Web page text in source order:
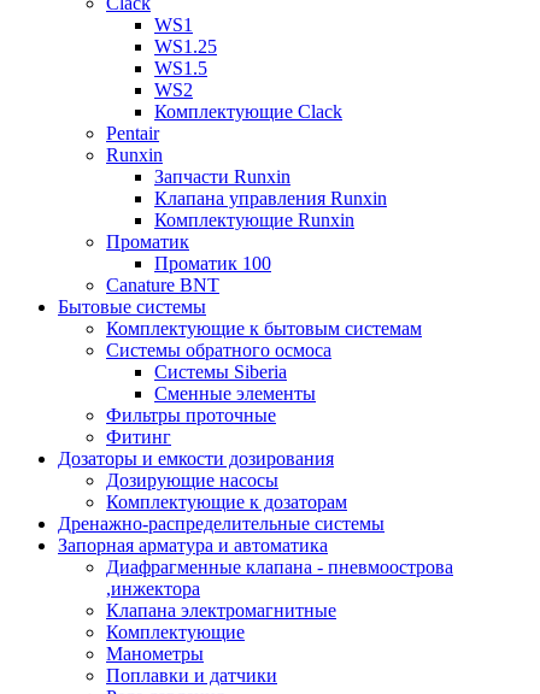
WS1
WS1.25
WS1.5
WS2
Комплектующие Clack
Pentair
Runxin
Запчасти Runxin
Клапана управления Runxin
Комплектующие Runxin
Проматик
Проматик 100
Сanature BNT
Бытовые системы
Комплектующие к бытовым системам
Системы обратного осмоса
Системы Siberia
Сменные элементы
Фильтры проточные
Фитинг
Дозаторы и емкости дозирования
Дозирующие насосы
Комплектующие к дозаторам
Дренажно-распределительные системы
Запорная арматура и автоматика
Диафрагменные клапана - пневмоострова
,инжектора
Клапана электромагнитные
Комплектующие
Манометры
Поплавки и датчики